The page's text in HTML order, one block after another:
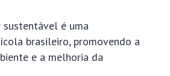
é uma
brasileiro, promovendo a
e a melhoria da